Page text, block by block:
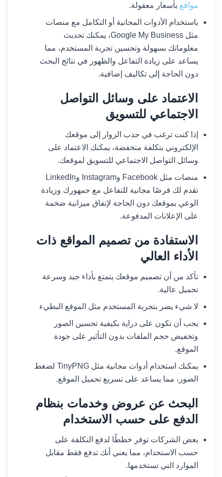
مواقع بأسعار معقولة.
باستخدام الأدوات المجانية أو التكامل مع منصات
مثل Google My Business، يمكنك تحديث
معلوماتك بسهولة وتحسين تجربة المستخدم، مما
يساعد على زيادة التفاعل والظهور في نتائج البحث
دون الحاجة إلى تكاليف إضافية.
الاعتماد على وسائل التواصل
الاجتماعي للتسويق
إذا كنت ترغب في جذب الزوار إلى موقعك
الإلكتروني بتكلفة منخفضة، يمكنك الاعتماد على
وسائل التواصل الاجتماعي للتسويق لموقعك.
منصات مثل Facebook وInstagram وLinkedIn
تقدم لك فرصًا مجانية للتفاعل مع جمهورك وزيادة
الوعي بموقعك دون الحاجة لإنفاق ميزانية ضخمة
على الإعلانات المدفوعة.
الاستفادة من تصميم المواقع ذات
الأداء العالي
تأكد من أن تصميم موقعك يتمتع بأداء جيد وسرعة
تحميل عالية.
لا شيء يضر بتجربة المستخدم مثل الموقع البطيء
يجب أن تكون على دراية بكيفية تحسين الصور
وتخفيض حجم الملفات بدون التأثير على جودة
الموقع.
يمكنك استخدام أدوات مجانية مثل TinyPNG لضغط
الصور، مما يساعد على تسريع تحميل الموقع.
البحث عن عروض وخدمات بنظام
الدفع على حسب الاستخدام
بعض الشركات توفر خططًا لدفع التكلفة على
حسب الاستخدام، مما يعني أنك تدفع فقط مقابل
الموارد التي تستخدمها.